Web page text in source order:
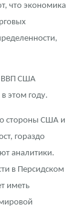
что экономика
ВВП США
этом году.
стороны США и
гораздо
аналитики.
в Персидском
иметь